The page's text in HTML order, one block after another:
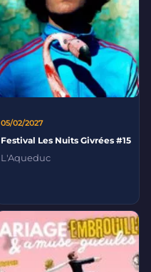
05/02/2027
Festival Les Nuits Givrées #15
L'Aqueduc